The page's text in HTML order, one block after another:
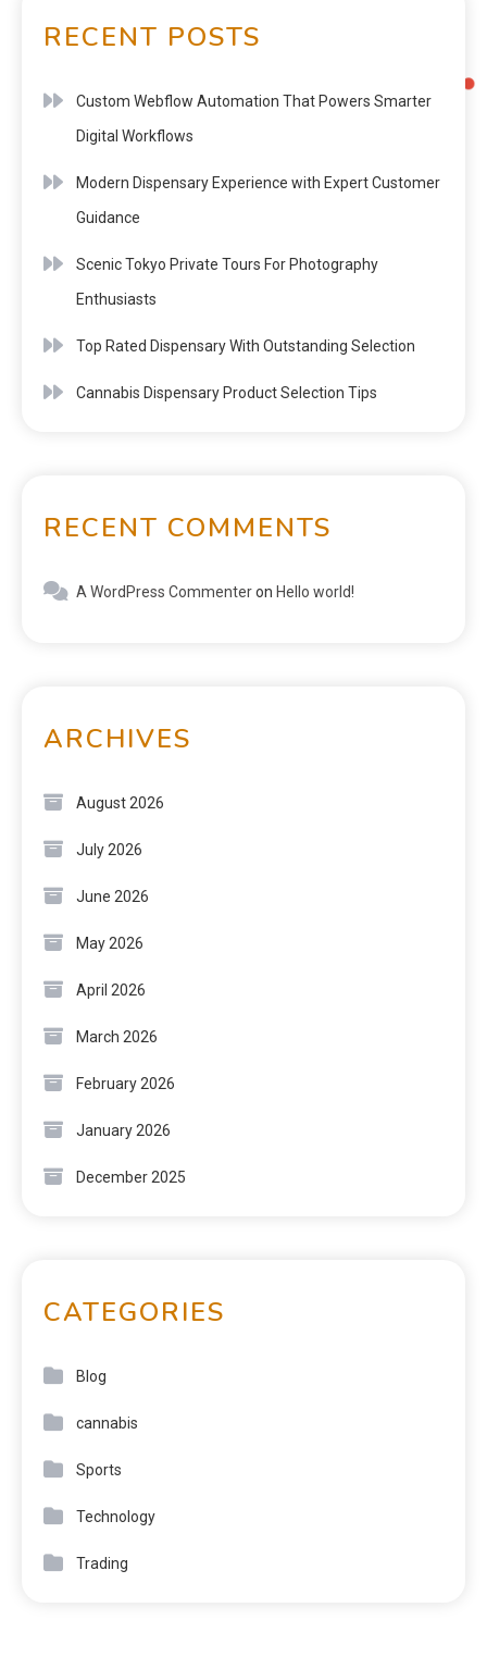
RECENT POSTS
Custom Webflow Automation That Powers Smarter
Digital Workflows
Modern Dispensary Experience with Expert Customer
Guidance
Scenic Tokyo Private Tours For Photography
Enthusiasts
Top Rated Dispensary With Outstanding Selection
Cannabis Dispensary Product Selection Tips
RECENT COMMENTS
A WordPress Commenteron Hello world!
ARCHIVES
August 2026
July 2026
June 2026
May 2026
April 2026
March 2026
February 2026
January 2026
December 2025
CATEGORIES
Blog
cannabis
Sports
Technology
Trading